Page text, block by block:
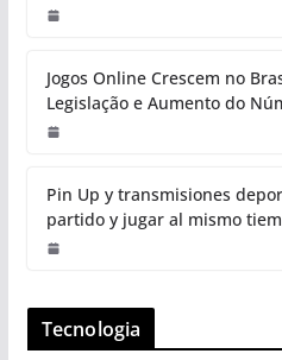
Jogos Online Crescem no
Legislação e Aumento do
Pin Up y transmisiones
partido y jugar al mismo
Tecnologia